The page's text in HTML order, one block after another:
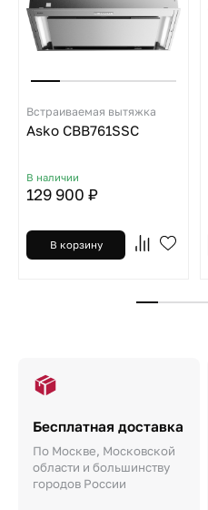
Встраиваемая вытяжка
Asko CBB761SSC
В наличии
129 900 ₽
В корзину
Бесплатная доставка
По Москве, Московской
области и большинству
городов России